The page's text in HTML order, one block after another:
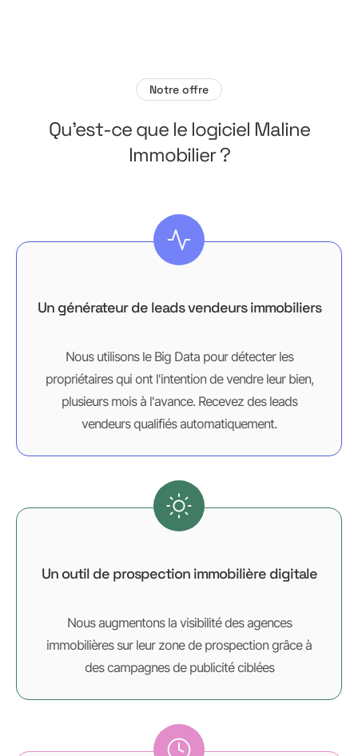
Notre offre
Qu'est-ce que le logiciel Maline
Immobilier ?
Un générateur de leads vendeurs immobiliers
Nous utilisons le Big Data pour détecter les
propriétaires qui ont l'intention de vendre leur bien,
plusieurs mois à l'avance. Recevez des leads
vendeurs qualifiés automatiquement.
Un outil de prospection immobilière digitale
Nous augmentons la visibilité des agences
immobilières sur leur zone de prospection grâce à
des campagnes de publicité ciblées